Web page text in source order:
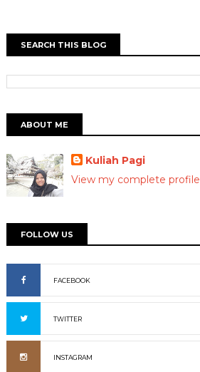
SEARCH THIS BLOG
ABOUT ME
Kuliah Pagi
View my complete profile
FOLLOW US
FACEBOOK
TWITTER
INSTAGRAM